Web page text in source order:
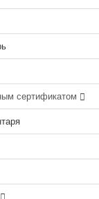
сертификатом